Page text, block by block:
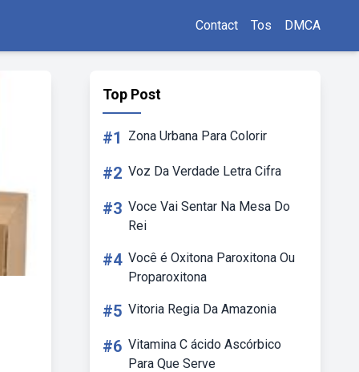
Contact Tos DMCA
Top Post
#1 Zona Urbana Para Colorir
#2 Voz Da Verdade Letra Cifra
#3 Voce Vai Sentar Na Mesa Do
Rei
#4 Você é Oxitona Paroxitona Ou
Proparoxitona
#5 Vitoria Regia Da Amazonia
#6 Vitamina C ácido Ascórbico
Para Que Serve